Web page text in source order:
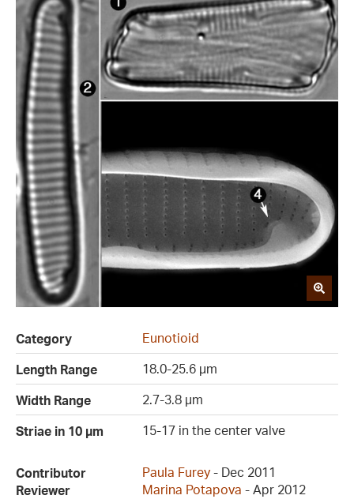
Category
Eunotioid
Length Range
18.0-25.6 µm
Width Range
2.7-3.8 µm
Striae in 10 µm
15-17 in the center valve
Contributor Paula Furey - Dec 2011
Reviewer
Marina Potapova - Apr 2012